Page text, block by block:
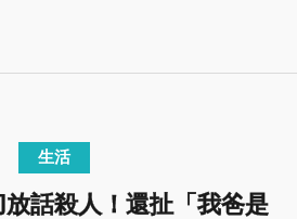
生活
話殺人！還扯「我爸是